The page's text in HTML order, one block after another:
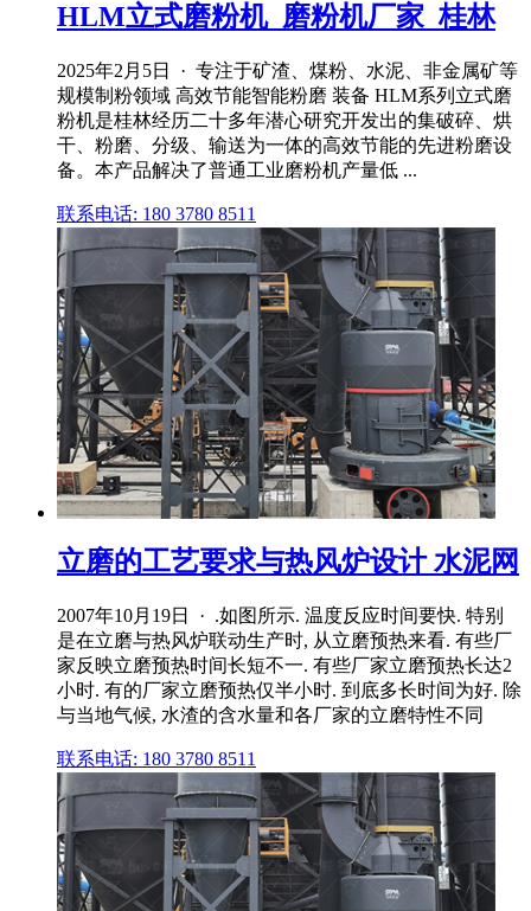
HLM立式磨粉机_磨粉机厂家_桂林
2025年2月5日 · 专注于矿渣、煤粉、水泥、非金属矿等
规模制粉领域 高效节能智能粉磨 装备 HLM系列立式磨
粉机是桂林经历二十多年潜心研究开发出的集破碎、烘
干、粉磨、分级、输送为一体的高效节能的先进粉磨设
备。本产品解决了普通工业磨粉机产量低 ...
联系电话: 180 3780 8511
立磨的工艺要求与热风炉设计 水泥网
2007年10月19日 · .如图所示. 温度反应时间要快. 特别
是在立磨与热风炉联动生产时, 从立磨预热来看. 有些厂
家反映立磨预热时间长短不一. 有些厂家立磨预热长达2
小时. 有的厂家立磨预热仅半小时. 到底多长时间为好. 除
与当地气候, 水渣的含水量和各厂家的立磨特性不同
联系电话: 180 3780 8511